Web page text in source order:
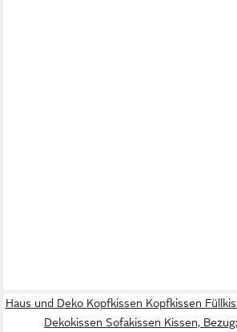
Haus und Deko Kopfkissen Kopfkissen
Dekokissen Sofakissen Kissen,